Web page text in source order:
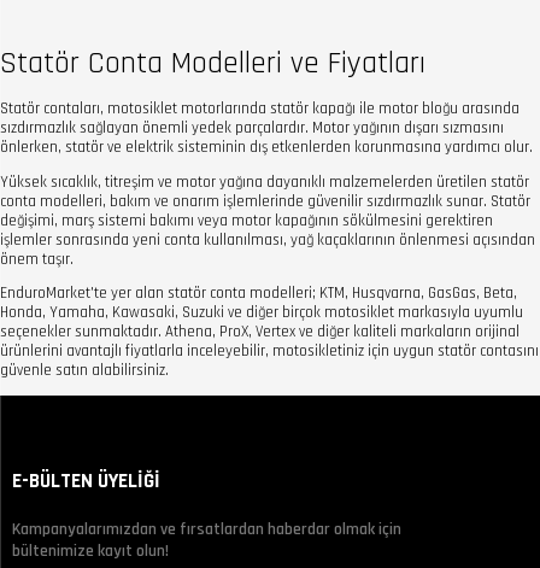
Statör Conta Modelleri ve Fiyatları
Statör contaları, motosiklet motorlarında statör kapağı ile motor bloğu arasında
sızdırmazlık sağlayan önemli yedek parçalardır. Motor yağının dışarı sızmasını
önlerken, statör ve elektrik sisteminin dış etkenlerden korunmasına yardımcı olur.
Yüksek sıcaklık, titreşim ve motor yağına dayanıklı malzemelerden üretilen statör
conta modelleri, bakım ve onarım işlemlerinde güvenilir sızdırmazlık sunar. Statör
değişimi, marş sistemi bakımı veya motor kapağının sökülmesini gerektiren
işlemler sonrasında yeni conta kullanılması, yağ kaçaklarının önlenmesi açısından
önem taşır.
EnduroMarket'te yer alan statör conta modelleri; KTM, Husqvarna, GasGas, Beta,
Honda, Yamaha, Kawasaki, Suzuki ve diğer birçok motosiklet markasıyla uyumlu
seçenekler sunmaktadır. Athena, ProX, Vertex ve diğer kaliteli markaların orijinal
ürünlerini avantajlı fiyatlarla inceleyebilir, motosikletiniz için uygun statör contasını
güvenle satın alabilirsiniz.
E-BÜLTEN ÜYELİĞİ
Kampanyalarımızdan ve fırsatlardan haberdar olmak için
bültenimize kayıt olun!